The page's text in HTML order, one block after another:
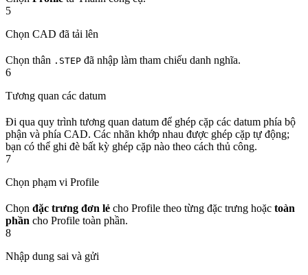
5
Chọn CAD đã tải lên
Chọn thân .STEP đã nhập làm tham chiếu danh nghĩa.
6
Tương quan các datum
Đi qua quy trình tương quan datum để ghép cặp các datum phía bộ
phận và phía CAD. Các nhãn khớp nhau được ghép cặp tự động;
bạn có thể ghi đè bất kỳ ghép cặp nào theo cách thủ công.
7
Chọn phạm vi Profile
Chọn đặc trưng đơn lẻ cho Profile theo từng đặc trưng hoặc toàn
phần cho Profile toàn phần.
8
Nhập dung sai và gửi